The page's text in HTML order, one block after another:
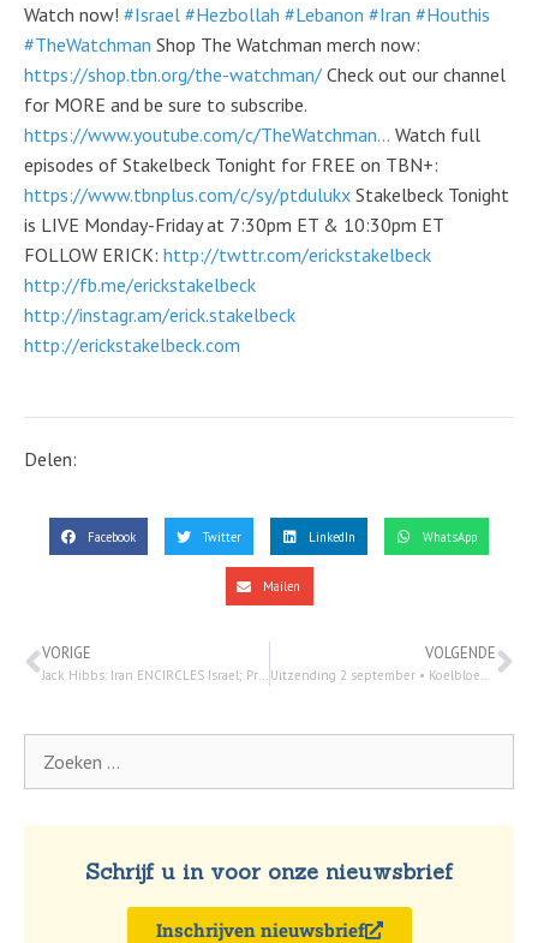
Watch now! #Israel #Hezbollah #Lebanon #Iran #Houthis
#TheWatchman Shop The Watchman merch now:
https://shop.tbn.org/the-watchman/ Check out our channel
for MORE and be sure to subscribe.
https://www.youtube.com/c/TheWatchman... Watch full
episodes of Stakelbeck Tonight for FREE on TBN+:
https://www.tbnplus.com/c/sy/ptdulukx Stakelbeck Tonight
is LIVE Monday-Friday at 7:30pm ET & 10:30pm ET
FOLLOW ERICK: http://twttr.com/erickstakelbeck
http://fb.me/erickstakelbeck
http://instagr.am/erick.stakelbeck
http://erickstakelbeck.com
Delen:
Facebook Twitter LinkedIn WhatsApp
Mailen
VORIGE VOLGENDE
Schrijf u in voor onze nieuwsbrief
Inschrijven nieuwsbrief